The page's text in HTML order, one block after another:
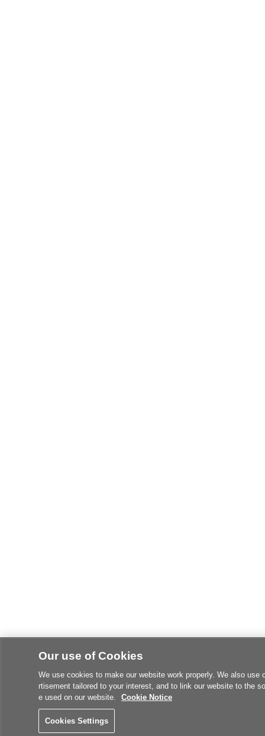
Our use of Cookies
We use cookies to make our website work properly. We also
rtisement tailored to your interest, and to link our website to the
e used on our website.
Cookie Notice
Cookies Settings